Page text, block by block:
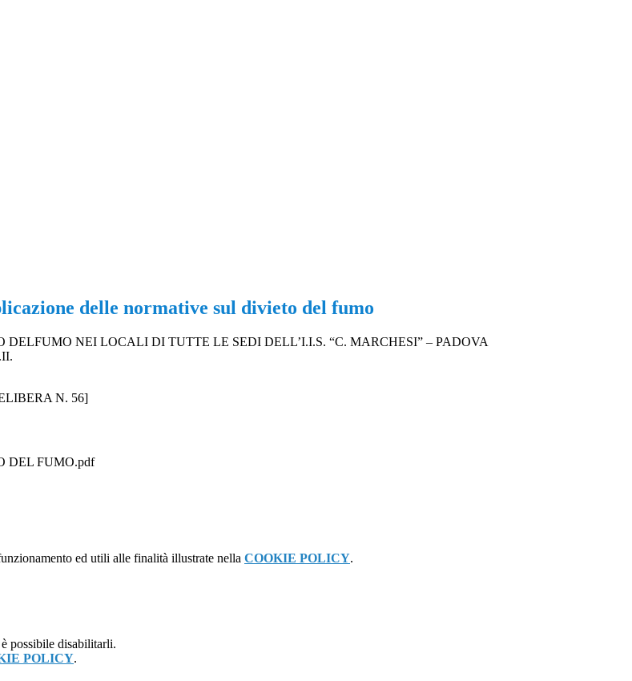
delle normative sul divieto del fumo
NEI LOCALI DI TUTTE LE SEDI DELL’I.I.S. “C. MARCHESI” – PADOVA
.II.
N. 56]
DEL FUMO.pdf
ed utili alle finalità illustrate nella COOKIE POLICY.
possibile disabilitarli.
POLICY.